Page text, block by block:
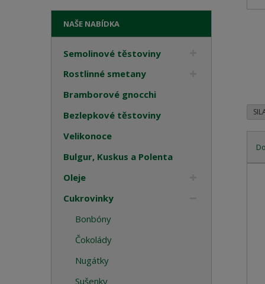
NAŠE NABÍDKA
Semolinové těstoviny
Rostlinné smetany
Bramborové gnocchi
Bezlepkové těstoviny
Velikonoce
Bulgur, Kuskus a Polenta
Oleje
Cukrovinky
Bonbóny
Čokolády
Nugátky
Sušenky